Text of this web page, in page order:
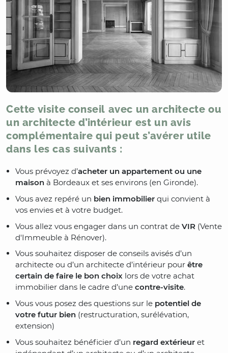
Cette visite conseil avec un architecte ou
un architecte d’intérieur est un avis
complémentaire qui peut s’avérer utile
dans les cas suivants :
Vous prévoyez d’acheter un appartement ou une
maison à Bordeaux et ses environs (en Gironde).
Vous avez repéré un bien immobilier qui convient à
vos envies et à votre budget.
Vous allez vous engager dans un contrat de VIR (Vente
d'Immeuble à Rénover).
Vous souhaitez disposer de conseils avisés d’un
architecte ou d’un architecte d’intérieur pour être
certain de faire le bon choix lors de votre achat
immobilier dans le cadre d’une contre-visite.
Vous vous posez des questions sur le potentiel de
votre futur bien (restructuration, surélévation,
extension)
Vous souhaitez bénéficier d’un regard extérieur et